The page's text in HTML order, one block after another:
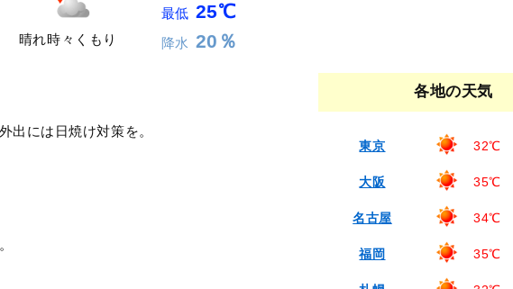
晴れ時々くもり
最低 25℃
降水 20％
出には日焼け対策を。
各地の天気
東京 32℃
大阪 35℃
名古屋 34℃
福岡 35℃